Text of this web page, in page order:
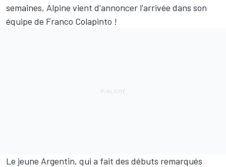
semaines, Alpine vient d'annoncer l'arrivée dans son
équipe de Franco Colapinto !
Le jeune Argentin, qui a fait des débuts remarqués